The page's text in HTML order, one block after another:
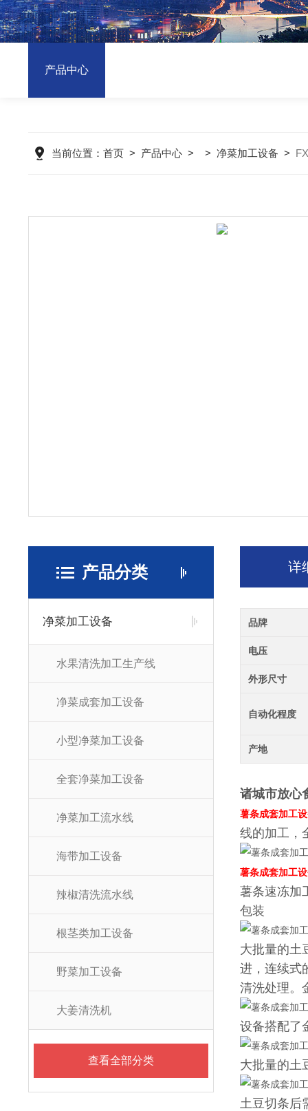
产品中心
当前位置： 首页> 产品中心> > 净菜加工设备 >
产品分类
净菜加工设备
水果清洗加工生产线
净菜成套加工设备
小型净菜加工设备
全套净菜加工设备
净菜加工流水线
海带加工设备
辣椒清洗流水线
根茎类加工设备
野菜加工设备
大姜清洗机
查看全部分类
详
品牌
电压
外形尺寸
自动化程度
产地
诸城市放心
薯条成套加工
线的加工，
薯条成套加工
薯条速冻加
包装
大批量的土
进，连续式
清洗处理。
设备搭配了
大批量的土
土豆切条后